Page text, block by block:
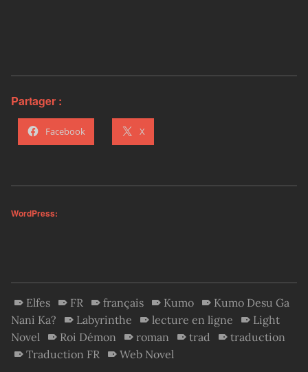
Partager :
Facebook X
WordPress:
Elfes FR français Kumo
Kumo Desu Ga
Nani Ka?
Labyrinthe lecture en ligne
Light
Novel
Roi Démon roman trad
traduction
Traduction FR
Web Novel